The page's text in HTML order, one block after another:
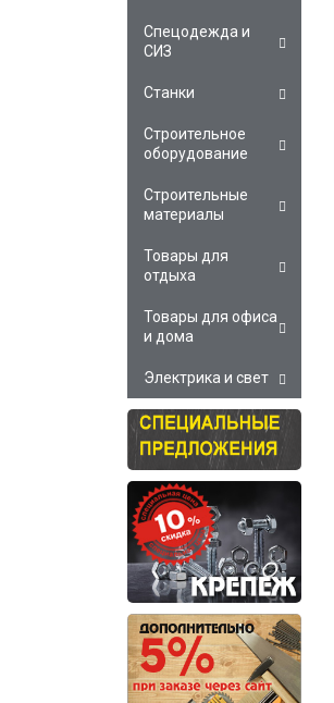
Спецодежда и
СИЗ
Станки
Строительное
оборудование
Строительные
материалы
Товары для
отдыха
Товары для офиса
и дома
Электрика и свет